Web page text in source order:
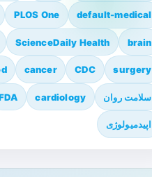
default-medical
PLOS One
brain
ScienceDaily Health
surgery
CDC
cancer
سلامت روان cardiology
اپیدمیولوژی